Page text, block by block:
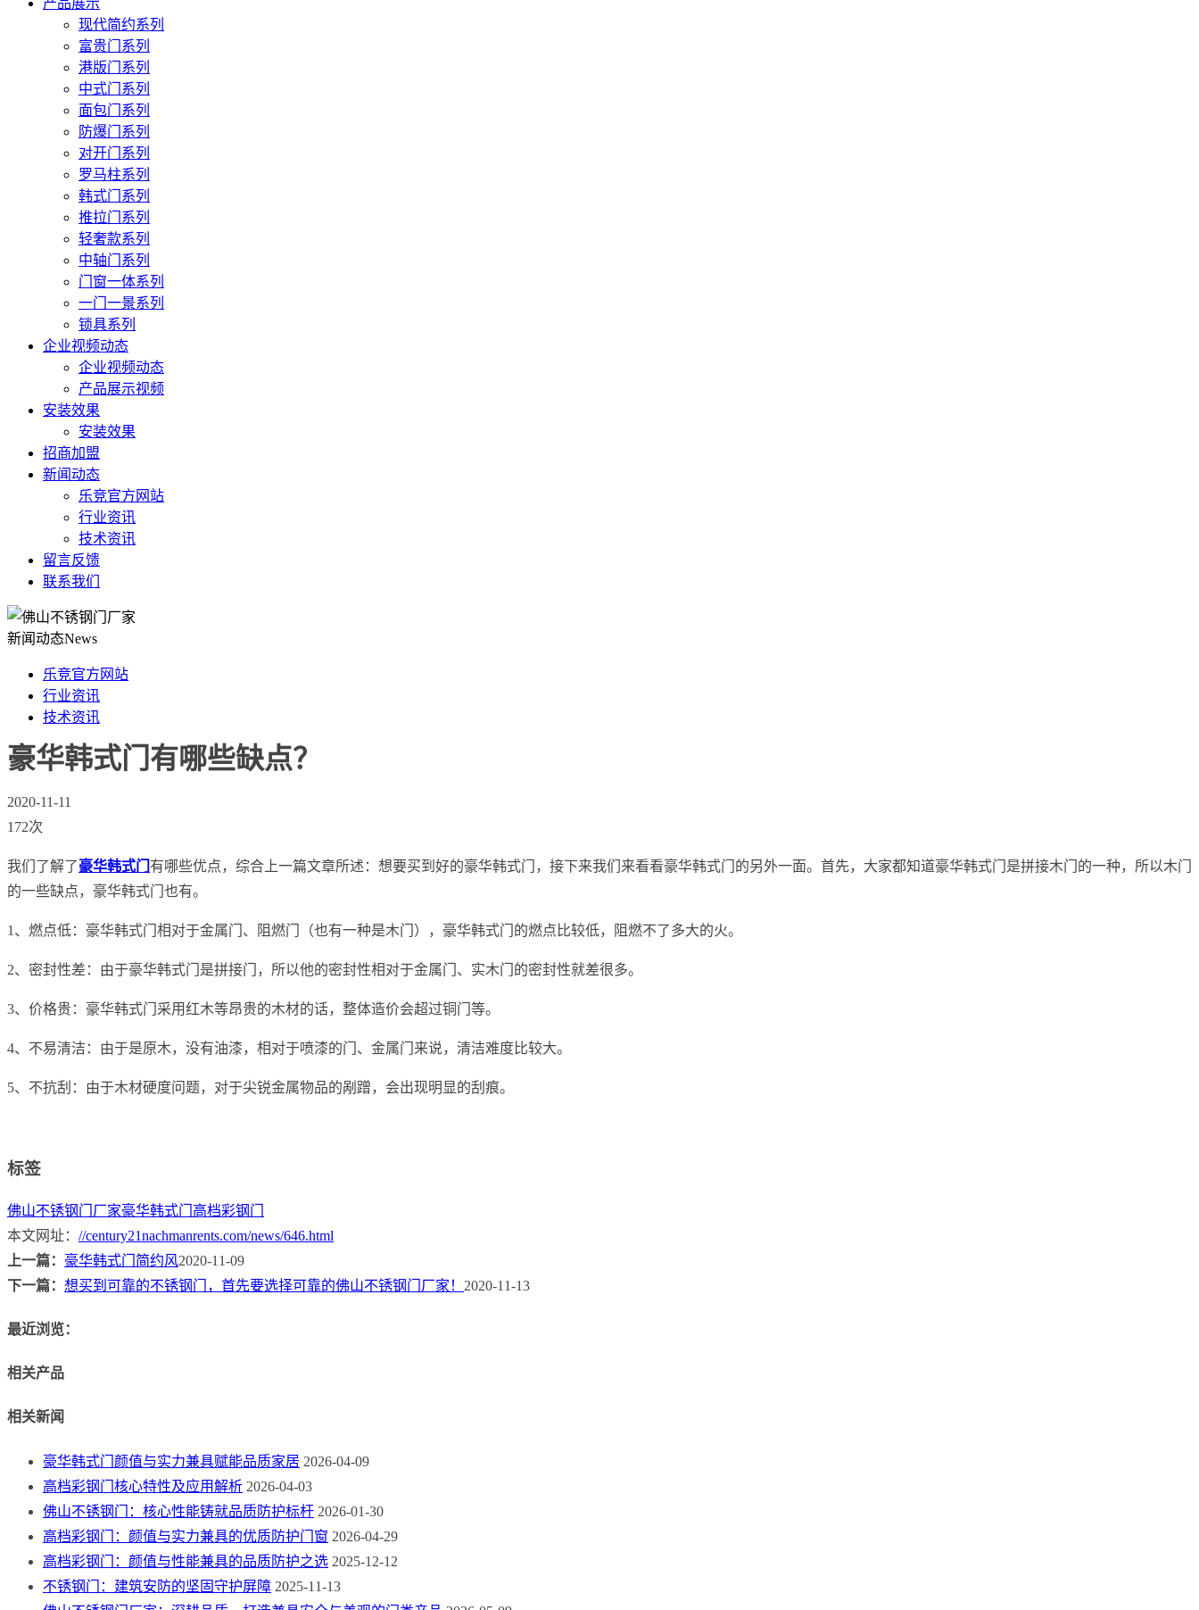
产品展示
现代简约系列
富贵门系列
港版门系列
中式门系列
面包门系列
防爆门系列
对开门系列
罗马柱系列
韩式门系列
推拉门系列
轻奢款系列
中轴门系列
门窗一体系列
一门一景系列
锁具系列
企业视频动态
企业视频动态
产品展示视频
安装效果
安装效果
招商加盟
新闻动态
乐竞官方网站
行业资讯
技术资讯
留言反馈
联系我们
新闻动态News
乐竞官方网站
行业资讯
技术资讯
豪华韩式门有哪些缺点？
2020-11-11
172次
我们了解了豪华韩式门 有哪些优点，综合上一篇文章所述：想要买到好的豪华韩式门，接下来我们来看看豪华韩式门的另外一面。首先，大家都知道豪华韩式门是拼接木门的一种，所以木门
的一些缺点，豪华韩式门也有。
1、燃点低：豪华韩式门相对于金属门、阻燃门（也有一种是木门），豪华韩式门的燃点比较低，阻燃不了多大的火。
2、密封性差：由于豪华韩式门是拼接门，所以他的密封性相对于金属门、实木门的密封性就差很多。
3、价格贵：豪华韩式门采用红木等昂贵的木材的话，整体造价会超过铜门等。
4、不易清洁：由于是原木，没有油漆，相对于喷漆的门、金属门来说，清洁难度比较大。
5、不抗刮：由于木材硬度问题，对于尖锐金属物品的剐蹭，会出现明显的刮痕。
标签
佛山不锈钢门厂家豪华韩式门 高档彩钢门
本文网址： //century21nachmanrents.com/news/646.html
上一篇： 豪华韩式门简约风2020-11-09
下一篇： 想买到可靠的不锈钢门，首先要选择可靠的佛山不锈钢门厂家！ 2020-11-13
最近浏览：
相关产品
相关新闻
豪华韩式门颜值与实力兼具赋能品质家居 2026-04-09
高档彩钢门核心特性及应用解析 2026-04-03
佛山不锈钢门：核心性能铸就品质防护标杆 2026-01-30
高档彩钢门：颜值与实力兼具的优质防护门窗 2026-04-29
高档彩钢门：颜值与性能兼具的品质防护之选 2025-12-12
不锈钢门：建筑安防的坚固守护屏障 2025-11-13